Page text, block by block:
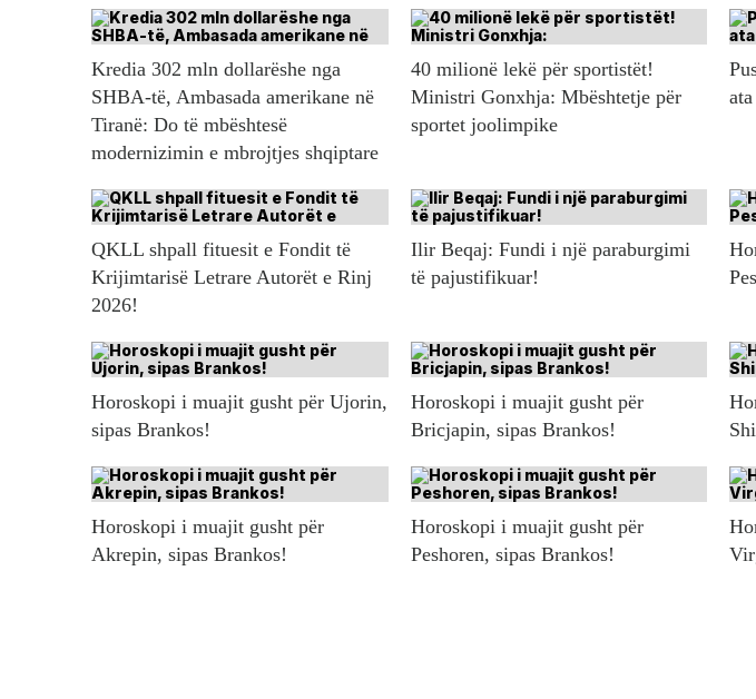
Kredia 302 mln dollarëshe nga
SHBA-të, Ambasada amerikane në
Tiranë: Do të mbështesë
modernizimin e mbrojtjes shqiptare
40 milionë lekë për sportistët!
Ministri Gonxhja: Mbështetje për
sportet joolimpike
QKLL shpall fituesit e Fondit të
Krijimtarisë Letrare Autorët e Rinj
2026!
Ilir Beqaj: Fundi i një paraburgimi
të pajustifikuar!
Horoskopi i muajit gusht për Ujorin,
sipas Brankos!
Horoskopi i muajit gusht për
Bricjapin, sipas Brankos!
Horoskopi i muajit gusht për
Akrepin, sipas Brankos!
Horoskopi i muajit gusht për
Peshoren, sipas Brankos!